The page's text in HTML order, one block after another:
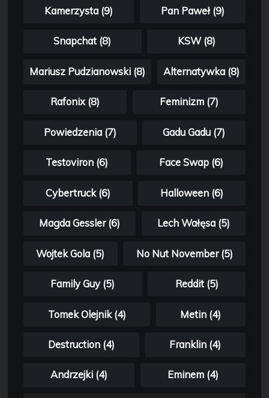
Kamerzysta (9) Pan Paweł (9)
Snapchat (8) KSW (8)
Mariusz Pudzianowski (8) Alternatywka (8)
Rafonix (8) Feminizm (7)
Powiedzenia (7) Gadu Gadu (7)
Testoviron (6) Face Swap (6)
Cybertruck (6) Halloween (6)
Magda Gessler (6) Lech Wałęsa (5)
Wojtek Gola (5) No Nut November (5)
Family Guy (5) Reddit (5)
Tomek Olejnik (4) Metin (4)
Destruction (4) Franklin (4)
Andrzejki (4) Eminem (4)